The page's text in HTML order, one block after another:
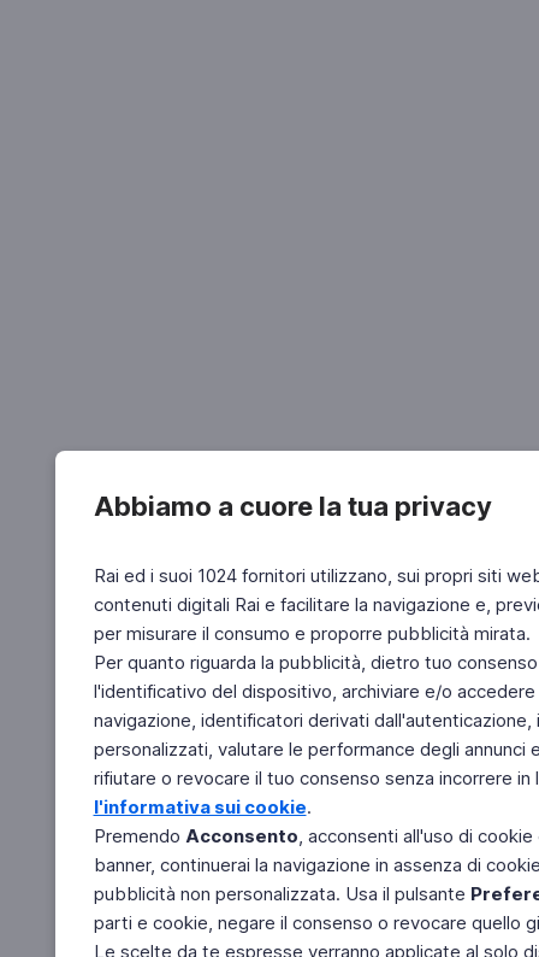
Abbiamo a cuore la tua privacy
Rai ed i suoi 1024 fornitori utilizzano, sui propri siti
contenuti digitali Rai e facilitare la navigazione e,
per misurare il consumo e proporre pubblicità mirata.
Per quanto riguarda la pubblicità, dietro tuo
l'identificativo del dispositivo, archiviare e/o
navigazione, identificatori derivati
personalizzati, valutare le performance degli
rifiutare o revocare il tuo consenso senza incorrere
l'informativa sui cookie.
Premendo Acconsento, acconsenti all'uso di
banner, continuerai la navigazione in assenza di
pubblicità non personalizzata. Usa il pulsante
parti e cookie, negare il consenso o revocare quello
Le scelte da te espresse verranno applicate al solo